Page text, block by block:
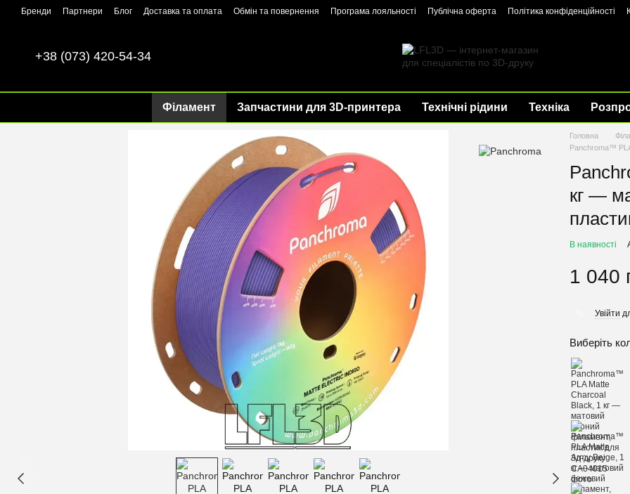
Перейти до основного контенту
Бренди Партнери Блог Доставка та оплата Обмін та повернення Програма лояльності Публічна оферта Політика конфіденційності
+38 (073) 420-54-34
Філамент Запчастини для 3D-принтера Технічні рідини Техніка
Головна
Panchroma™
кг —
В наявності
1 040
Увійти
Виберіть